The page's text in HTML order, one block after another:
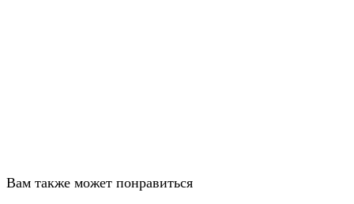
Вам также может понравиться